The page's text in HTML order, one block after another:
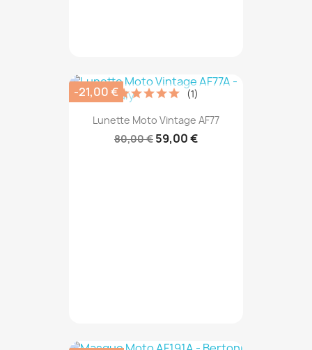
Lunette Moto Vintage AF77
80,00 € 59,00 €
(1)
-21,00 €